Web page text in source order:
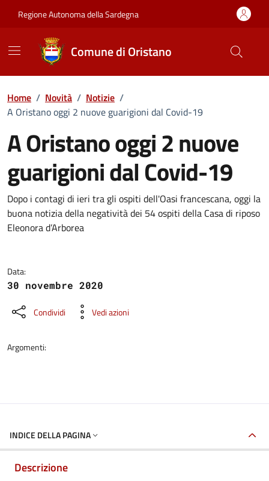
Regione Autonoma della Sardegna
Comune di Oristano
Home / Novità / Notizie /
A Oristano oggi 2 nuove guarigioni dal Covid-19
A Oristano oggi 2 nuove
guarigioni dal Covid-19
Dettagli della notizia
Dopo i contagi di ieri tra gli ospiti dell'Oasi francescana, oggi la
buona notizia della negatività dei 54 ospiti della Casa di riposo
Eleonora d’Arborea
Data:
30 novembre 2020
Condividi Vedi azioni
Argomenti:
INDICE DELLA PAGINA
Descrizione